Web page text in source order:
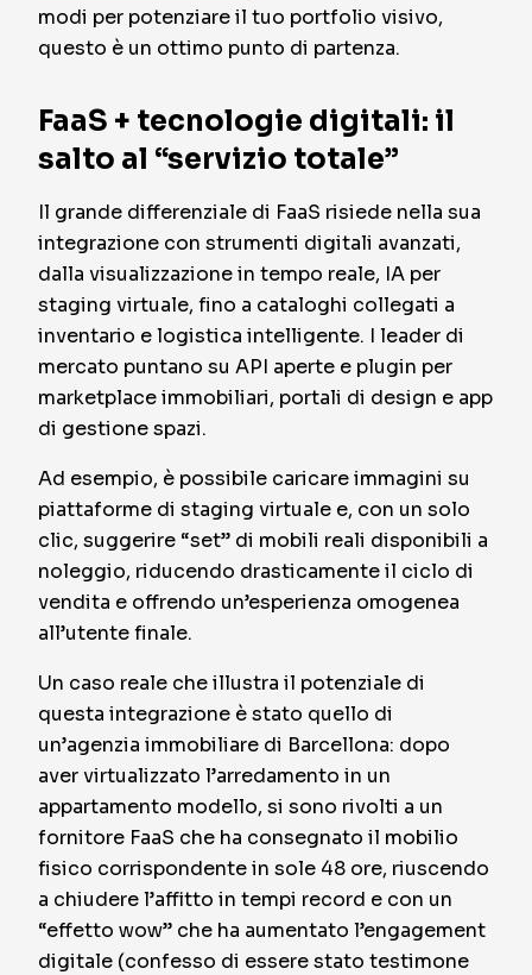
modi per potenziare il tuo portfolio visivo,
questo è un ottimo punto di partenza.
FaaS + tecnologie digitali: il
salto al “servizio totale”
Il grande differenziale di FaaS risiede nella sua
integrazione con strumenti digitali avanzati,
dalla visualizzazione in tempo reale, IA per
staging virtuale, fino a cataloghi collegati a
inventario e logistica intelligente. I leader di
mercato puntano su API aperte e plugin per
marketplace immobiliari, portali di design e app
di gestione spazi.
Ad esempio, è possibile caricare immagini su
piattaforme di staging virtuale e, con un solo
clic, suggerire “set” di mobili reali disponibili a
noleggio, riducendo drasticamente il ciclo di
vendita e offrendo un’esperienza omogenea
all’utente finale.
Un caso reale che illustra il potenziale di
questa integrazione è stato quello di
un’agenzia immobiliare di Barcellona: dopo
aver virtualizzato l’arredamento in un
appartamento modello, si sono rivolti a un
fornitore FaaS che ha consegnato il mobilio
fisico corrispondente in sole 48 ore, riuscendo
a chiudere l’affitto in tempi record e con un
“effetto wow” che ha aumentato l’engagement
digitale (confesso di essere stato testimone